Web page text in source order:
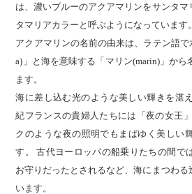
は、濃いブルーのアクアマリンをサンタ
タマリアカラーと呼ぶようになっています。
アクアマリンの名前の由来は、ラテン語
a)」と海を意味する「マリン(marin)」か
ます。
海に差し込む光のような美しい輝きを湛
紀フランスの貴婦人たちには「夜の女王
クのような夜の照明でもまばゆく美しい
す。 古代ヨーロッパの船乗りたちの間で
お守りだったとされるなど、海にまつわ
います。